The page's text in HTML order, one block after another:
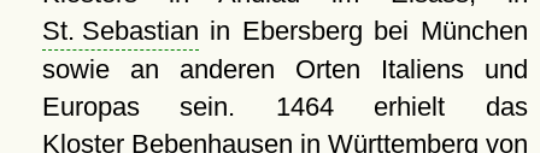
St. Sebastian in Ebersberg bei München
sowie an anderen Orten Italiens und
Europas sein. 1464 erhielt das
Kloster Bebenhausen in Württemberg von